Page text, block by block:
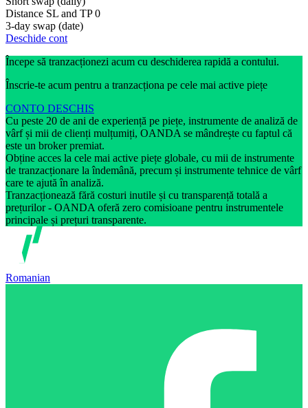
Distance SL and TP 0
3-day swap (date)
Deschide cont
Începe să tranzacționezi acum cu deschiderea rapidă a contului.
Înscrie-te acum pentru a tranzacționa pe cele mai active piețe
CONTO DESCHIS
Cu peste 20 de ani de experiență pe piețe, instrumente de analiză de
vârf și mii de clienți mulțumiți, OANDA se mândrește cu faptul că
este un broker premiat.
Obține acces la cele mai active piețe globale, cu mii de instrumente
de tranzacționare la îndemână, precum și instrumente tehnice de vârf
care te ajută în analiză.
Tranzacționează fără costuri inutile și cu transparență totală a
prețurilor - OANDA oferă zero comisioane pentru instrumentele
principale și prețuri transparente.
Romanian